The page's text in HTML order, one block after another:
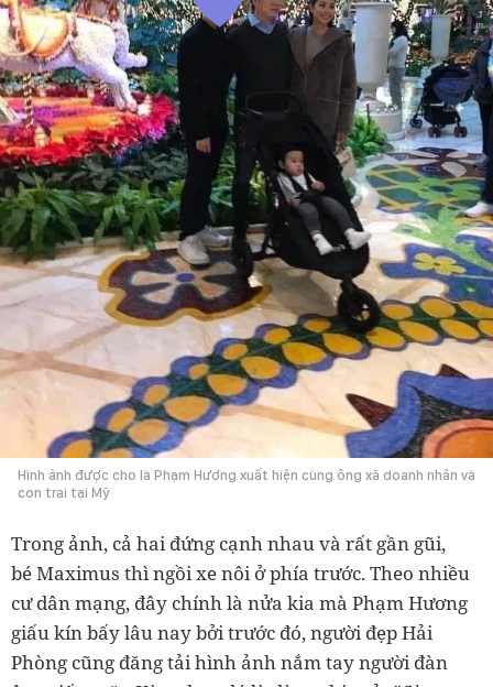
Hình ảnh được cho là Phạm Hương xuất hiện cùng ông xã doanh nhân và
con trai tại Mỹ
Trong ảnh, cả hai đứng cạnh nhau và rất gần gũi,
bé Maximus thì ngồi xe nôi ở phía trước. Theo nhiều
cư dân mạng, đây chính là nửa kia mà Phạm Hương
giấu kín bấy lâu nay bởi trước đó, người đẹp Hải
Phòng cũng đăng tải hình ảnh nắm tay người đàn